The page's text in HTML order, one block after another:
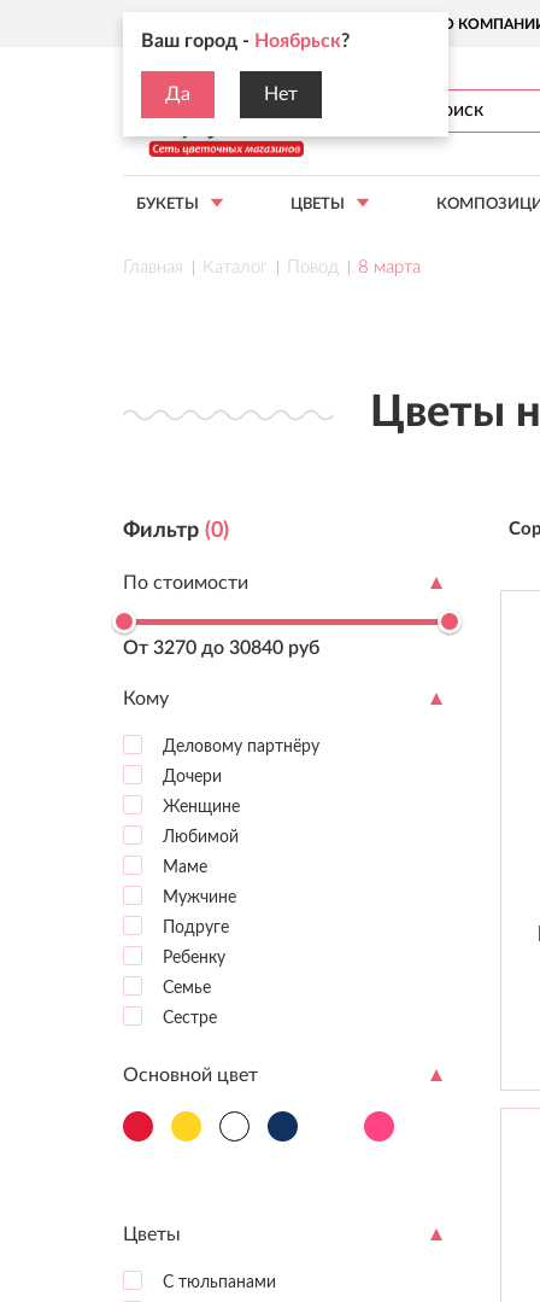
Ваш город - Ноябрьск?
Да Нет
О
БУКЕТЫ ЦВЕТЫ
Главная Каталог Повод 8 марта
Цветы
Фильтр (0)
По стоимости
От 3270 до 30840 руб
Кому
Деловому партнёру
Дочери
Женщине
Любимой
Маме
Мужчине
Подруге
Ребенку
Семье
Сестре
Основной цвет
Цветы
С тюльпанами